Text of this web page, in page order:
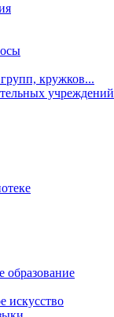
кружков...
учреждений
образование
искусство